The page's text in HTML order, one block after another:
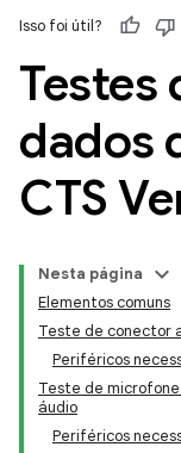
Isso foi útil?
Testes
dados
CTS
Nesta página
Elementos comuns
Teste de conector
Periféricos
Teste de
áudio
Periféricos